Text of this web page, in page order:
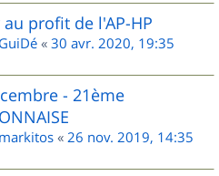
profit de l'AP-HP
GuiDé « 30 avr. 2020, 19:35
- 21ème
markitos « 26 nov. 2019, 14:35